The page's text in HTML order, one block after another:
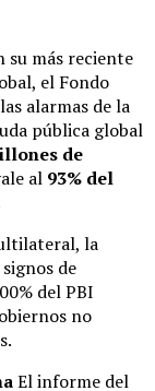
su más reciente
el Fondo
alarmas de la
pública global
de
al 93% del
la
de
del PBI
no
El informe del